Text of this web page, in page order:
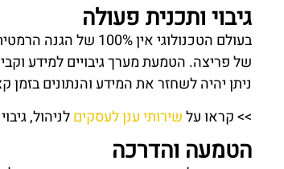
גיבוי ותכנית פעולה
בעולם הטכנולוגי
של פריצה. הטמעת מערך גיבויים למידע
ניתן יהיה לשחזר את המידע והנתונים
>> קראו עלשירותי ענן לעסקיםלניהול,
הטמעה והדרכה